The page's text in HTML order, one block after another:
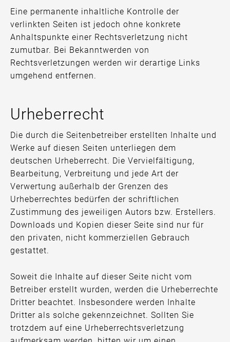
Eine permanente inhaltliche Kontrolle der
verlinkten Seiten ist jedoch ohne konkrete
Anhaltspunkte einer Rechtsverletzung nicht
zumutbar. Bei Bekanntwerden von
Rechtsverletzungen werden wir derartige Links
umgehend entfernen.
Urheberrecht
Die durch die Seitenbetreiber erstellten Inhalte und
Werke auf diesen Seiten unterliegen dem
deutschen Urheberrecht. Die Vervielfältigung,
Bearbeitung, Verbreitung und jede Art der
Verwertung außerhalb der Grenzen des
Urheberrechtes bedürfen der schriftlichen
Zustimmung des jeweiligen Autors bzw. Erstellers.
Downloads und Kopien dieser Seite sind nur für
den privaten, nicht kommerziellen Gebrauch
gestattet.
Soweit die Inhalte auf dieser Seite nicht vom
Betreiber erstellt wurden, werden die Urheberrechte
Dritter beachtet. Insbesondere werden Inhalte
Dritter als solche gekennzeichnet. Sollten Sie
trotzdem auf eine Urheberrechtsverletzung